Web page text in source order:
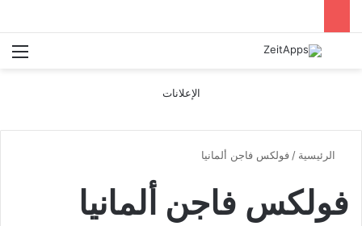
بحث عن
الإعلانات
الرئيسية / فولكس فاجن ألمانيا
فولكس فاجن ألمانيا